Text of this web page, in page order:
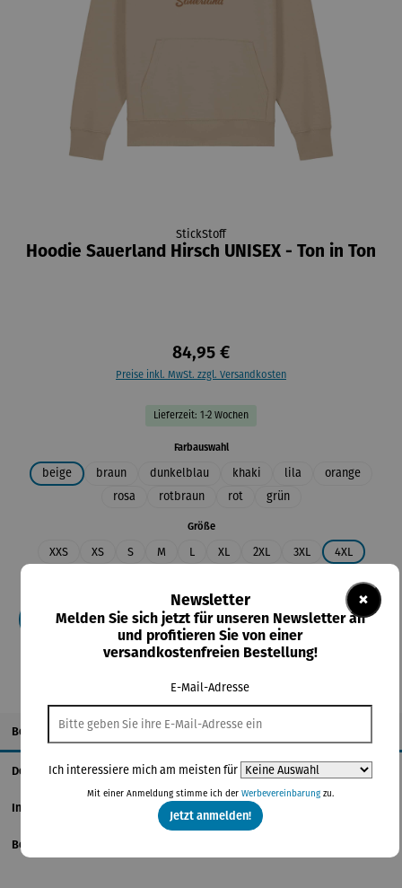
StickStoff
Hoodie Sauerland Hirsch UNISEX - Ton in Ton
84,95 €
Preise inkl. MwSt. zzgl. Versandkosten
Lieferzeit: 1-2 Wochen
Farbauswahlauswählen
beige braun dunkelblau khaki lila
orange
rosa
rotbraun rot grün
Größeauswählen
XXS XS S M L XL 2XL 3XL
4XL
In den Warenkorb
Beschreibung
Details
Informationen zum Hersteller
Bewertungen
×
Newsletter
Melden Sie sich jetzt für unseren Newsletter an
und profitieren Sie von einer
versandkostenfreien Bestellung!
E-Mail-Adresse
Ich interessiere mich am meisten für
Mit einer Anmeldung stimme ich der Werbevereinbarungzu.
Jetzt anmelden!